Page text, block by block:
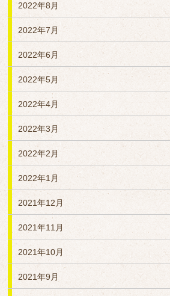
2022年8月
2022年7月
2022年6月
2022年5月
2022年4月
2022年3月
2022年2月
2022年1月
2021年12月
2021年11月
2021年10月
2021年9月